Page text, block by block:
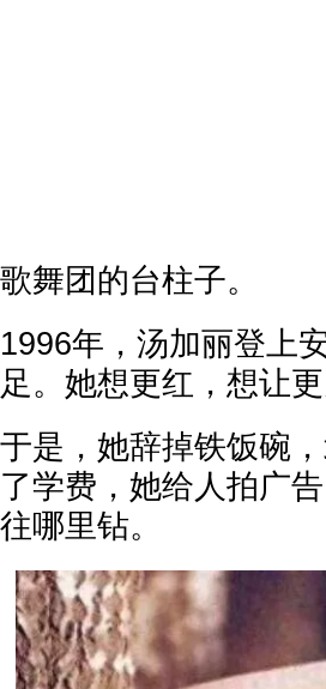
歌舞团的台柱子。
1996年，汤加丽登上
足。她想更红，想让更
于是，她辞掉铁饭碗
了学费，她给人拍广
往哪里钻。